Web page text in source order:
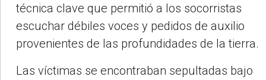
técnica clave que permitió a los socorristas
escuchar débiles voces y pedidos de auxilio
provenientes de las profundidades de la tierra.
Las víctimas se encontraban sepultadas bajo